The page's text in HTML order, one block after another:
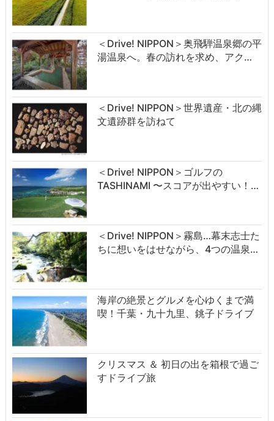
＜Drive! NIPPON＞奥飛騨温泉郷の平
湯温泉へ。春の訪れを求め、アク…
＜Drive! NIPPON＞世界遺産・北の縄
文遺跡群を訪ねて
＜Drive! NIPPON＞ゴルフの
TASHINAMI 〜スコアが出やすい！…
＜Drive! NIPPON＞霧島…幕末志士た
ちに想いをはせながら、4つの温泉…
海岸の絶景とグルメを心ゆくまで満
喫！千葉・九十九里、銚子ドライブ
クリスマス ＆ 初日の出を箱根で過ご
すドライブ旅